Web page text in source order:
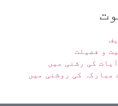
و فضیلت
کی رشنی میں
مبارکہ کی روشنی میں